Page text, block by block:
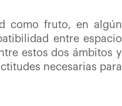
como fruto, en algún
entre espacio
estos dos ámbitos y
necesarias para